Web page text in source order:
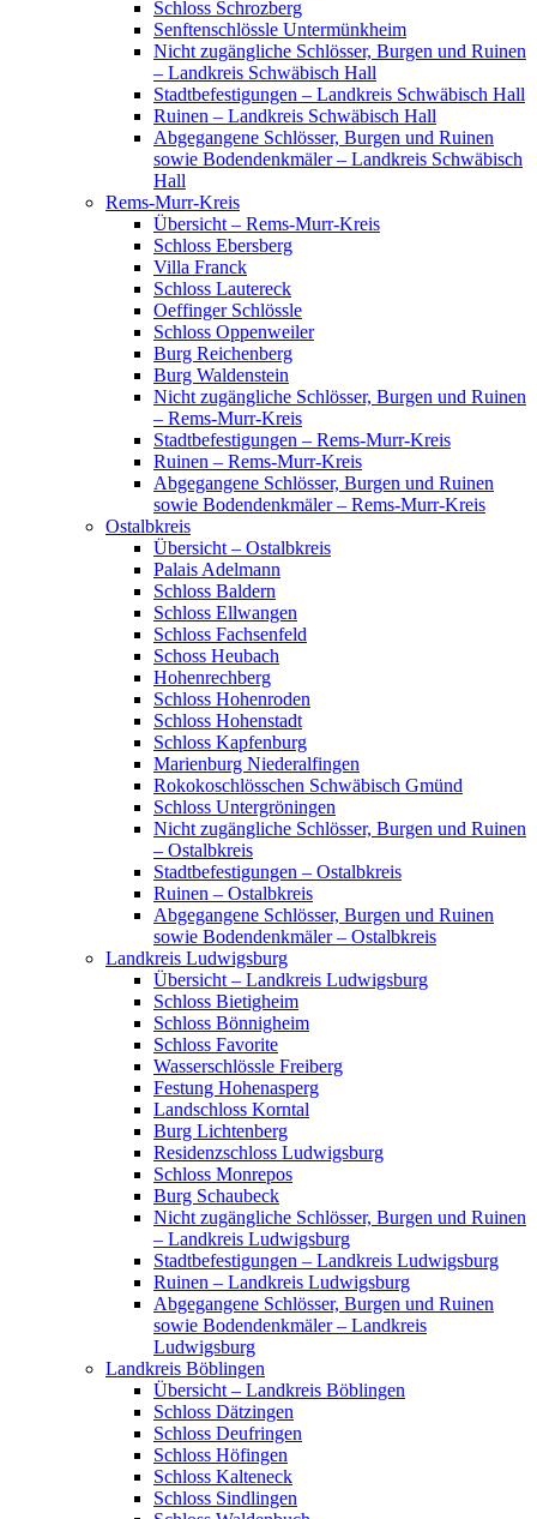
Schloss Schrozberg
Senftenschlössle Untermünkheim
Nicht zugängliche Schlösser, Burgen und Ruinen
– Landkreis Schwäbisch Hall
Stadtbefestigungen – Landkreis Schwäbisch Hall
Ruinen – Landkreis Schwäbisch Hall
Abgegangene Schlösser, Burgen und Ruinen
sowie Bodendenkmäler – Landkreis Schwäbisch
Hall
Rems-Murr-Kreis
Übersicht – Rems-Murr-Kreis
Schloss Ebersberg
Villa Franck
Schloss Lautereck
Oeffinger Schlössle
Schloss Oppenweiler
Burg Reichenberg
Burg Waldenstein
Nicht zugängliche Schlösser, Burgen und Ruinen
– Rems-Murr-Kreis
Stadtbefestigungen – Rems-Murr-Kreis
Ruinen – Rems-Murr-Kreis
Abgegangene Schlösser, Burgen und Ruinen
sowie Bodendenkmäler – Rems-Murr-Kreis
Ostalbkreis
Übersicht – Ostalbkreis
Palais Adelmann
Schloss Baldern
Schloss Ellwangen
Schloss Fachsenfeld
Schoss Heubach
Hohenrechberg
Schloss Hohenroden
Schloss Hohenstadt
Schloss Kapfenburg
Marienburg Niederalfingen
Rokokoschlösschen Schwäbisch Gmünd
Schloss Untergröningen
Nicht zugängliche Schlösser, Burgen und Ruinen
– Ostalbkreis
Stadtbefestigungen – Ostalbkreis
Ruinen – Ostalbkreis
Abgegangene Schlösser, Burgen und Ruinen
sowie Bodendenkmäler – Ostalbkreis
Landkreis Ludwigsburg
Übersicht – Landkreis Ludwigsburg
Schloss Bietigheim
Schloss Bönnigheim
Schloss Favorite
Wasserschlössle Freiberg
Festung Hohenasperg
Landschloss Korntal
Burg Lichtenberg
Residenzschloss Ludwigsburg
Schloss Monrepos
Burg Schaubeck
Nicht zugängliche Schlösser, Burgen und Ruinen
– Landkreis Ludwigsburg
Stadtbefestigungen – Landkreis Ludwigsburg
Ruinen – Landkreis Ludwigsburg
Abgegangene Schlösser, Burgen und Ruinen
sowie Bodendenkmäler – Landkreis
Ludwigsburg
Landkreis Böblingen
Übersicht – Landkreis Böblingen
Schloss Dätzingen
Schloss Deufringen
Schloss Höfingen
Schloss Kalteneck
Schloss Sindlingen